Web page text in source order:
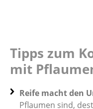
Tipps zum
mit
Reife macht den
Pflaumen sind,